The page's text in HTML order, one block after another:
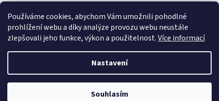
Používáme cookies, abychom Vám umožnili pohodlné
prohlížení webu a díky analýze provozu webu neustále
zlepšovali jeho funkce, výkon a použitelnost.Více informací
Nastavení
Souhlasím
Věková skupina: 8+
Vytvořil Shoptet
Fénix hry. Všechna práva vyhrazena.